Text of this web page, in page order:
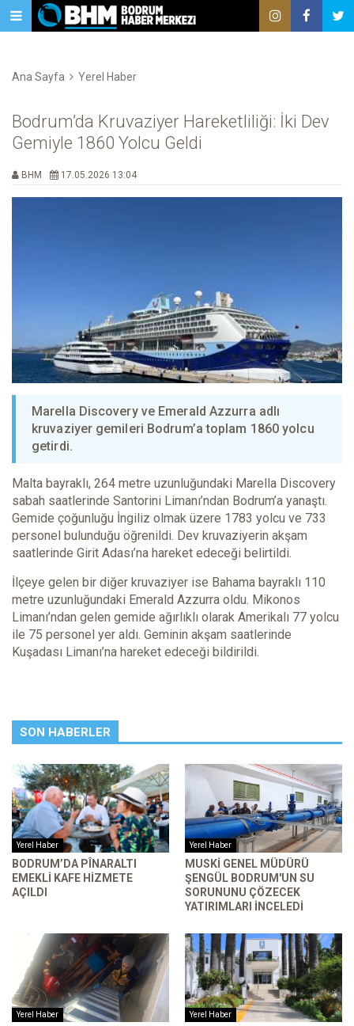
Ana Sayfa Yerel Haber
Bodrum’da Kruvaziyer Hareketliliği: İki Dev
Gemiyle 1860 Yolcu Geldi
BHM 17.05.2026 13:04
Marella Discovery ve Emerald Azzurra adlı
kruvaziyer gemileri Bodrum’a toplam 1860 yolcu
getirdi.
Malta bayraklı, 264 metre uzunluğundaki Marella Discovery
sabah saatlerinde Santorini Limanı’ndan Bodrum’a yanaştı.
Gemide çoğunluğu İngiliz olmak üzere 1783 yolcu ve 733
personel bulunduğu öğrenildi. Dev kruvaziyerin akşam
saatlerinde Girit Adası’na hareket edeceği belirtildi.
İlçeye gelen bir diğer kruvaziyer ise Bahama bayraklı 110
metre uzunluğundaki Emerald Azzurra oldu. Mikonos
Limanı’ndan gelen gemide ağırlıklı olarak Amerikalı 77 yolcu
ile 75 personel yer aldı. Geminin akşam saatlerinde
Kuşadası Limanı’na hareket edeceği bildirildi.
SON HABERLER
Yerel Haber
BODRUM’DA PÎNARALTI
EMEKLI KAFE HIZMETE
AÇILDI
Yerel Haber
MUSKİ GENEL MÜDÜRÜ
ŞENGÜL BODRUM'UN SU
SORUNUNU ÇÖZECEK
YATIRIMLARI INCELEDI
Yerel Haber Yerel Haber